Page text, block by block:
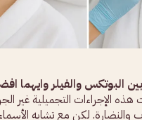
البوتكس والفيلر وايهما
الإجراءات التجميلية غير
والنضارة. لكن مع تشابه